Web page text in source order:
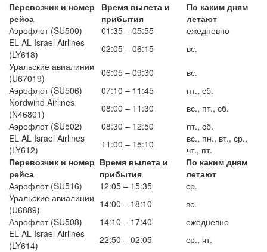
Перевозчик и номер
рейса
Время вылета и
прибытия
По каким дням
летают
Аэрофлот (SU500)
01:35 – 05:55
ежедневно
EL AL Israel Airlines
(LY618)
02:05 – 06:15
вс.
Уральские авиалинии
(U67019)
06:05 – 09:30
вс.
Аэрофлот (SU506)
07:10 – 11:45
пт., сб.
Nordwind Airlines
(N46801)
08:00 – 11:30
вс., пт., сб.
Аэрофлот (SU502)
08:30 – 12:50
пт., сб.
EL AL Israel Airlines
(LY612)
11:00 – 15:10
вс., пн., вт., ср.,
чт., пт.
Перевозчик и номер
рейса
Время вылета и
прибытия
По каким дням
летают
Аэрофлот (SU516)
12:05 – 15:35
ср.
Уральские авиалинии
(U6889)
14:00 – 18:10
вс.
Аэрофлот (SU508)
14:10 – 17:40
ежедневно
EL AL Israel Airlines
(LY614)
22:50 – 02:05 ср., чт.